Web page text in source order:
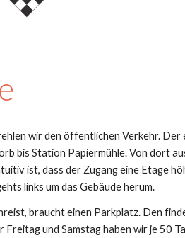
wir den öffentlichen Verkehr.
bis Station Papiermühle. Von dort
ist, dass der Zugang eine Etage
links um das Gebäude herum.
braucht einen Parkplatz. Den
Freitag und Samstag haben wir je 50